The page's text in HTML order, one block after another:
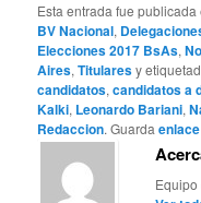
Esta entrada fue
BV Nacional,
Elecciones 2017 BsAs,
Aires,Titularesy
candidatos,candidatos a
Kalki, Leonardo Bariani,
Redaccion. Guarda